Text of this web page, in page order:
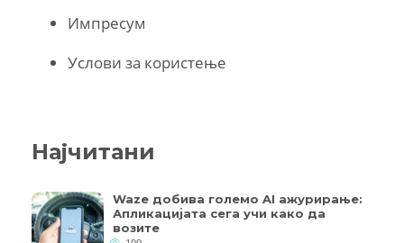
Импресум
Услови за користење
Најчитани
Waze добива големо AI ажурирање:
Апликацијата сега учи како да
возите